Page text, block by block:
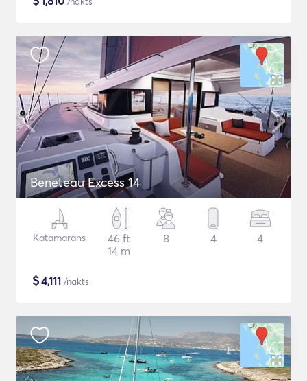
Beneteau Excess 14
Katamarāns
46 ft
14 m
8 4 4
$4,111 /nakts